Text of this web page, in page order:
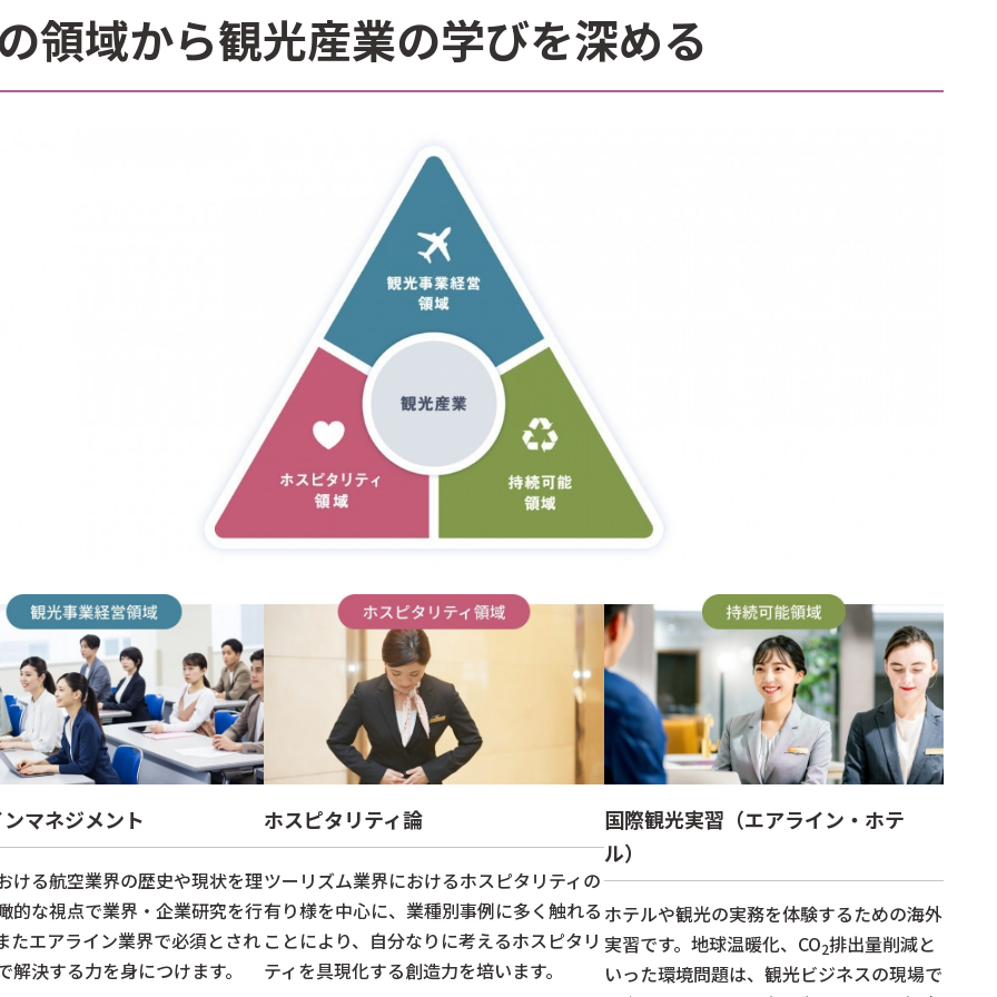
領域から観光産業の学びを深める
マネジメント
ける航空業界の歴史や現状を理
的な視点で業界・企業研究を行
たエアライン業界で必須とされ
解決する力を身につけます。
ホスピタリティ論
ツーリズム業界におけるホスピタリティの
有り様を中心に、業種別事例に多く触れる
ことにより、自分なりに考えるホスピタリ
ティを具現化する創造力を培います。
国際観光実習（エアライン・ホテ
ル）
ホテルや観光の実務を体験するための海外
実習です。地球温暖化、CO2排出量削減と
いった環境問題は、観光ビジネスの現場で